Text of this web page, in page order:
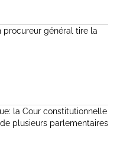
procureur général tire la
la Cour constitutionnelle
plusieurs parlementaires